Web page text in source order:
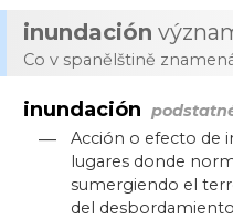
inundación
Co v spanělštině
inundación
—
Acción o efecto de
lugares donde
sumergiendo el
del